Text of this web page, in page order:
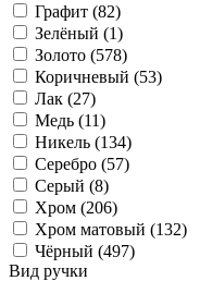
Графит (82)
Зелёный (1)
Золото (578)
Коричневый (53)
Лак (27)
Медь (11)
Никель (134)
Серебро (57)
Серый (8)
Хром (206)
Хром матовый (132)
Чёрный (497)
Вид ручки